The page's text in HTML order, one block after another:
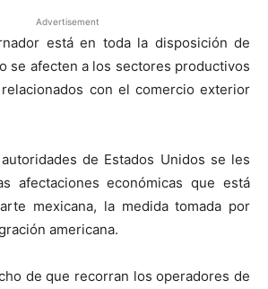
Advertisement
está en toda la disposición de
se afecten a los sectores productivos
con el comercio exterior
de Estados Unidos se les
afectaciones económicas que está
mexicana, la medida tomada por
americana.
de que recorran los operadores de